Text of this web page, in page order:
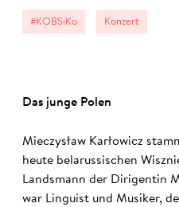
#KOBSiKo Konzert
Das junge Po­len
Mieczysław Karłowicz
heute belarussischen
Landsmann der Dirigentin
war Linguist und Musiker,